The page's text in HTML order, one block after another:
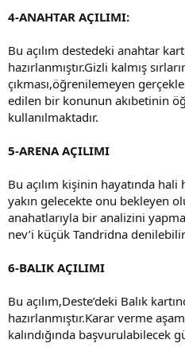
4-ANAHTAR AÇILIMI:
Bu açılım destedeki anahtar
hazırlanmıştır.Gizli kalmış
çıkması,öğrenilemeyen
edilen bir konunun akıbetinin
kullanılmaktadır.
5-ARENA AÇILIMI
Bu açılım kişinin hayatında
yakın gelecekte onu bekleyen
anahatlarıyla bir analizini
nev’i küçük Tandridna
6-BALIK AÇILIMI
Bu açılım,Deste’deki Balık
hazırlanmıştır.Karar verme
kalındığında başvurulabilecek